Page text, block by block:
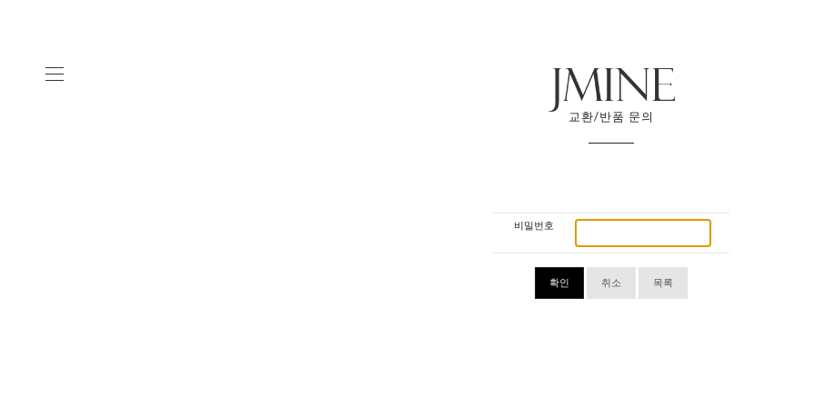
교환/반품 문의
비밀번호
확인 취소 목록